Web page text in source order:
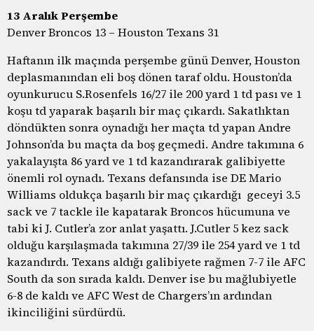
13 Aralık Perşembe
Denver Broncos 13 – Houston Texans 31
Haftanın ilk maçında perşembe günü Denver, Houston
deplasmanından eli boş dönen taraf oldu. Houston’da
oyunkurucu S.Rosenfels 16/27 ile 200 yard 1 td pası ve 1
koşu td yaparak başarılı bir maç çıkardı. Sakatlıktan
döndükten sonra oynadığı her maçta td yapan Andre
Johnson’da bu maçta da boş geçmedi. Andre takımına 6
yakalayışta 86 yard ve 1 td kazandırarak galibiyette
önemli rol oynadı. Texans defansında ise DE Mario
Williams oldukça başarılı bir maç çıkardığı geceyi 3.5
sack ve 7 tackle ile kapatarak Broncos hücumuna ve
tabi ki J. Cutler’a zor anlat yaşattı. J.Cutler 5 kez sack
olduğu karşılaşmada takımına 27/39 ile 254 yard ve 1 td
kazandırdı. Texans aldığı galibiyete rağmen 7-7 ile AFC
South da son sırada kaldı. Denver ise bu mağlubiyetle
6-8 de kaldı ve AFC West de Chargers’ın ardından
ikinciliğini sürdürdü.